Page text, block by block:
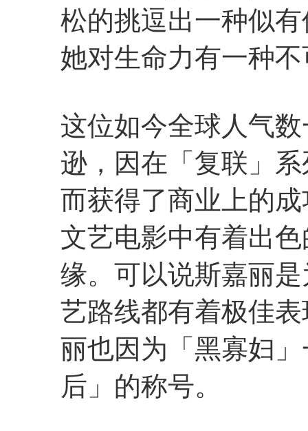
松的挑逗出一种似
她对生命力有一种
这位如今全球人气
逊，因在「复联」
而获得了商业上的
文艺电影中有着出
缘。可以说斯嘉丽
艺路线都有着极佳
丽也因为「黑寡妇
后」的称号。